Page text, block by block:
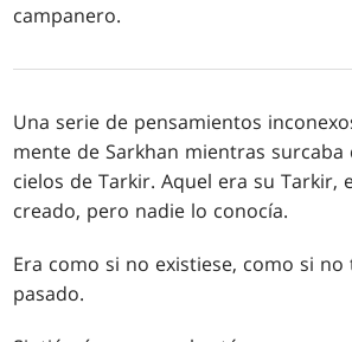
campanero.
Una serie de pensamientos
mente de Sarkhan mientras surcaba
cielos de Tarkir. Aquel era su Tarkir,
creado, pero nadie lo conocía.
Era como si no existiese, como si no
pasado.